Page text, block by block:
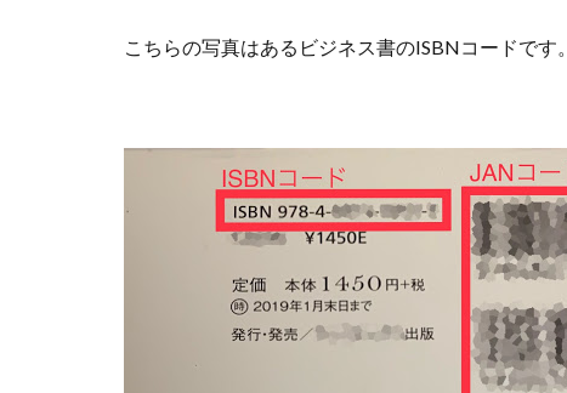
こちらの写真はあるビジネス書のISBNコードです。